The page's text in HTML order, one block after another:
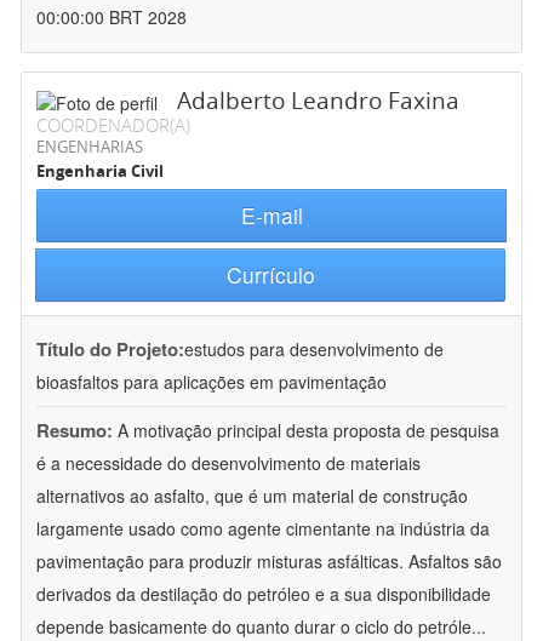
00:00:00 BRT 2028
Adalberto Leandro Faxina
COORDENADOR(A)
ENGENHARIAS
Engenharia Civil
E-mail
Currículo
Título do Projeto:estudos para desenvolvimento de
bioasfaltos para aplicações em pavimentação
Resumo: A motivação principal desta proposta de pesquisa
é a necessidade do desenvolvimento de materiais
alternativos ao asfalto, que é um material de construção
largamente usado como agente cimentante na indústria da
pavimentação para produzir misturas asfálticas. Asfaltos são
derivados da destilação do petróleo e a sua disponibilidade
depende basicamente do quanto durar o ciclo do petróle...